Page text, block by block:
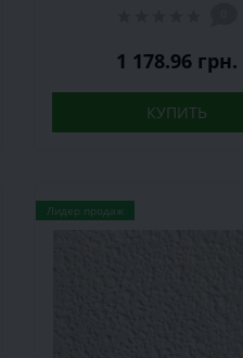
1 178.96 грн.
КУПИТЬ
Лидер продаж